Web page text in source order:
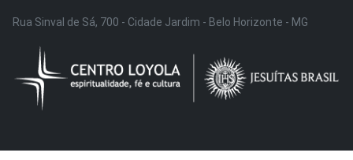
Rua Sinval de Sá, 700 - Cidade Jardim - Belo Horizonte - MG